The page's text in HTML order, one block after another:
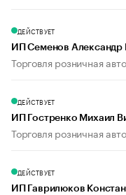
ДЕЙСТВУЕТ
ИП Семенов Александр
Торговля розничная
ДЕЙСТВУЕТ
ИП Гостренко Михаил
Торговля розничная
ДЕЙСТВУЕТ
ИП Гаврилюков